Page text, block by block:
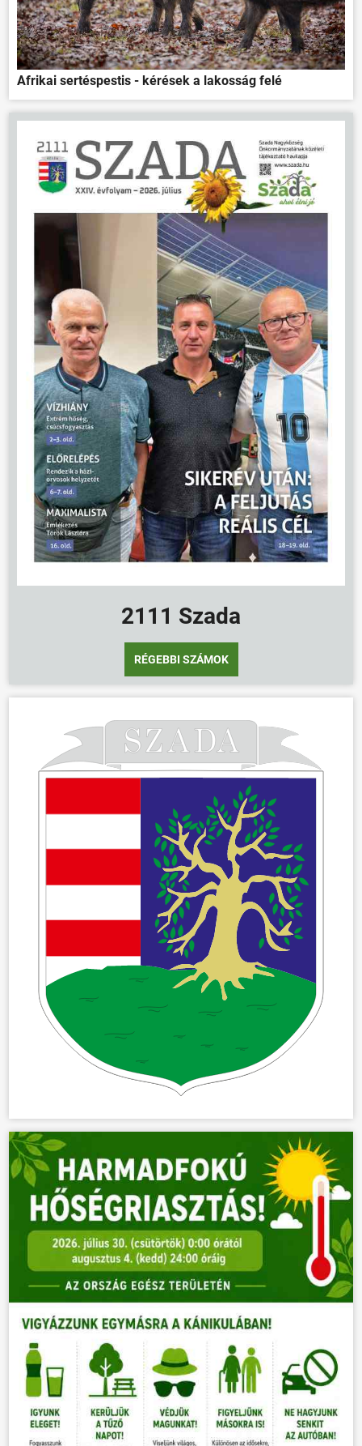
ÖNKORMÁNYZAT
ÜGYINTÉZÉS
KÖZÖSSÉG
HÍREK
Afrikai sertéspestis - kérések a lakosság felé
2111 Szada
RÉGEBBI SZÁMOK